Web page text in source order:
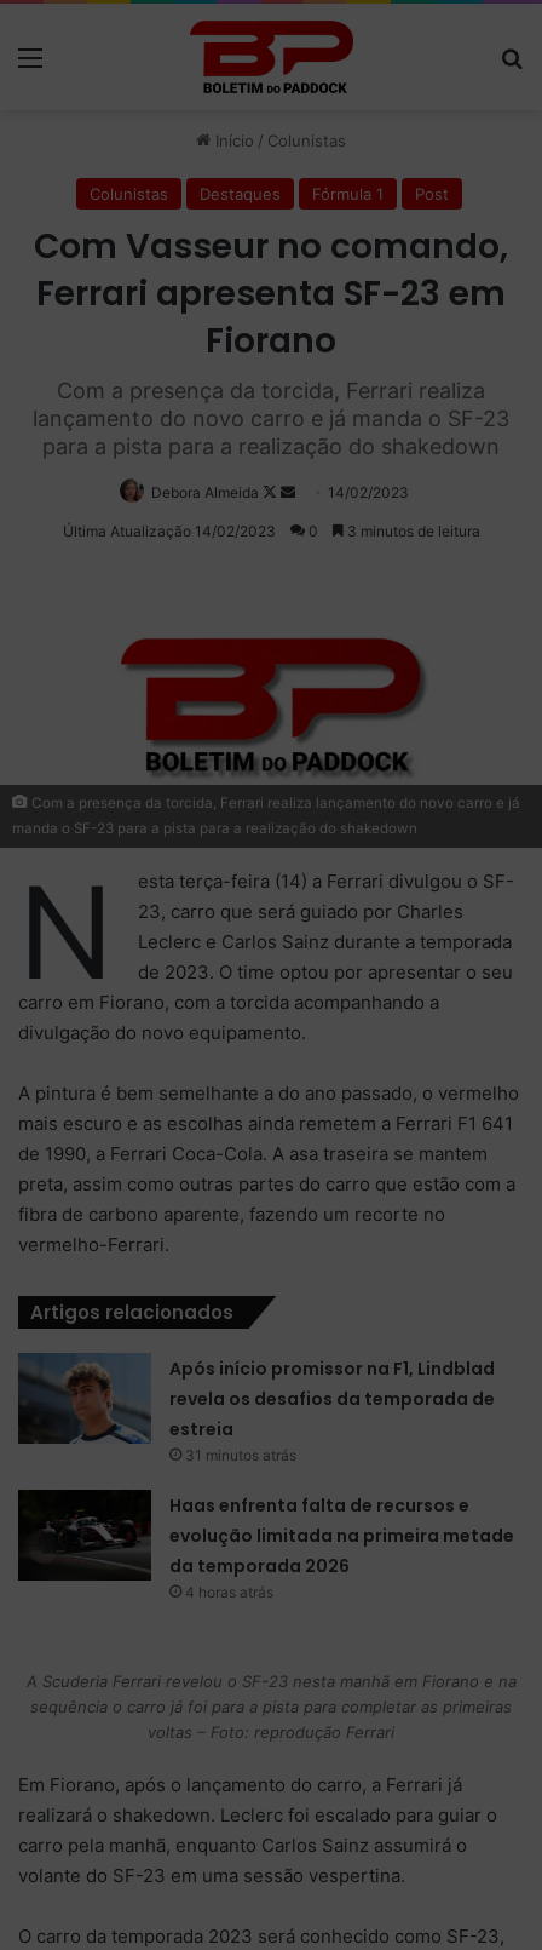
Início / Colunistas
Colunistas Destaques Fórmula 1 Post
Com Vasseur no comando,
Ferrari apresenta SF-23 em
Fiorano
Com a presença da torcida, Ferrari realiza
lançamento do novo carro e já manda o SF-23
para a pista para a realização do shakedown
Debora Almeida
Follow
on
Mande
um
14/02/2023
Última Atualização 14/02/2023 0 3 minutos de leitura
Com a presença da torcida, Ferrari realiza lançamento do novo carro e já
manda o SF-23 para a pista para a realização do shakedown
N
esta terça-feira (14) a Ferrari divulgou o SF-
23, carro que será guiado por Charles
Leclerc e Carlos Sainz durante a temporada
de 2023. O time optou por apresentar o seu
carro em Fiorano, com a torcida acompanhando a
divulgação do novo equipamento.
A pintura é bem semelhante a do ano passado, o vermelho
mais escuro e as escolhas ainda remetem a Ferrari F1 641
de 1990, a Ferrari Coca-Cola. A asa traseira se mantem
preta, assim como outras partes do carro que estão com a
fibra de carbono aparente, fazendo um recorte no
vermelho-Ferrari.
Artigos relacionados
Após início promissor na F1, Lindblad
revela os desafios da temporada de
estreia
31 minutos atrás
Haas enfrenta falta de recursos e
evolução limitada na primeira metade
da temporada 2026
4 horas atrás
A Scuderia Ferrari revelou o SF-23 nesta manhã em Fiorano e na
sequência o carro já foi para a pista para completar as primeiras
voltas – Foto: reprodução Ferrari
Em Fiorano, após o lançamento do carro, a Ferrari já
realizará o shakedown. Leclerc foi escalado para guiar o
carro pela manhã, enquanto Carlos Sainz assumirá o
volante do SF-23 em uma sessão vespertina.
O carro da temporada 2023 será conhecido como SF-23,